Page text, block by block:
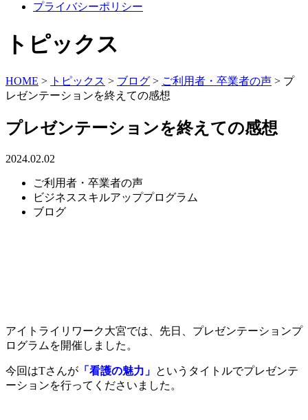
プライバシーポリシー
トピックス
HOME > トピックス > ブログ > ご利用者・卒業者の声 > プ
レゼンテーションを終えての感想
プレゼンテーションを終えての感想
2024.02.02
ご利用者・卒業者の声
ビジネススキルアッププログラム
ブログ
アイトライリワーク大宮では、先日、プレゼンテーションプ
ログラムを開催しました。
今回はTさんが 「看護の魅力」 というタイトルでプレゼンテ
ーションを行ってくださいました。